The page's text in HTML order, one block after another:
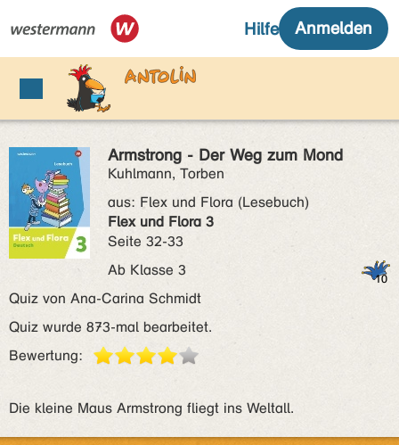
Armstrong - Der Weg zum Mond
Kuhlmann, Torben
aus: Flex und Flora (Lesebuch)
Flex und Flora 3
Seite 32-33
Ab Klasse 3
Quiz von Ana-Carina Schmidt
Quiz wurde 873-mal bearbeitet.
Bewertung:
Die kleine Maus Armstrong fliegt ins Weltall.